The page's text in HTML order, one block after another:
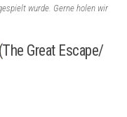
wurde. Gerne holen wir
Great Escape/